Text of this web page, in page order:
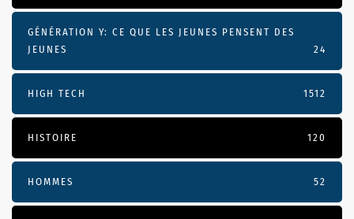
GÉNÉRATION Y: CE QUE LES JEUNES PENSENT DES
JEUNES
24
HIGH TECH 1512
HISTOIRE 120
HOMMES 52